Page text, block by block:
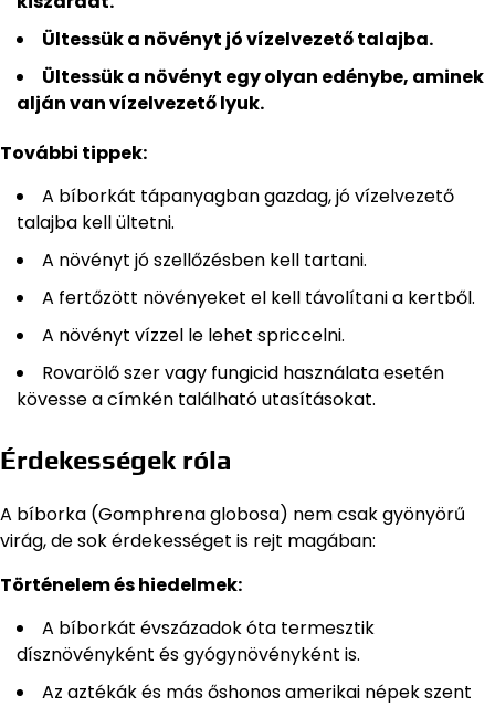
Ültessük a növényt jó vízelvezető talajba.
Ültessük a növényt egy olyan edénybe, aminek
alján van vízelvezető lyuk.
További tippek:
A bíborkát tápanyagban gazdag, jó vízelvezető
talajba kell ültetni.
A növényt jó szellőzésben kell tartani.
A fertőzött növényeket el kell távolítani a kertből.
A növényt vízzel le lehet spriccelni.
Rovarölő szer vagy fungicid használata esetén
kövesse a címkén található utasításokat.
Érdekességek róla
A bíborka (Gomphrena globosa) nem csak gyönyörű
virág, de sok érdekességet is rejt magában:
Történelem és hiedelmek:
A bíborkát évszázadok óta termesztik
dísznövényként és gyógynövényként is.
Az aztékák és más őshonos amerikai népek szent